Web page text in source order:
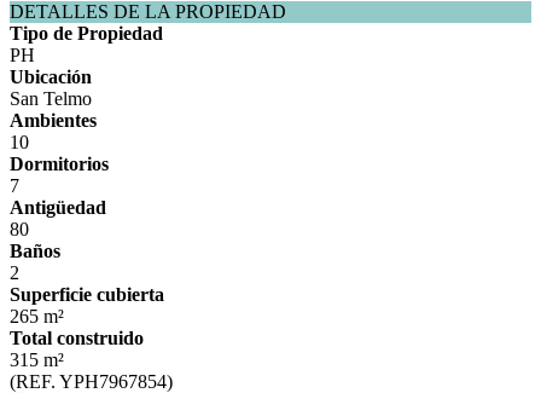
DETALLES DE LA PROPIEDAD
Tipo de Propiedad
PH
Ubicación
San Telmo
Ambientes
10
Dormitorios
7
Antigüedad
80
Baños
2
Superficie cubierta
265 m²
Total construido
315 m²
(REF. YPH7967854)